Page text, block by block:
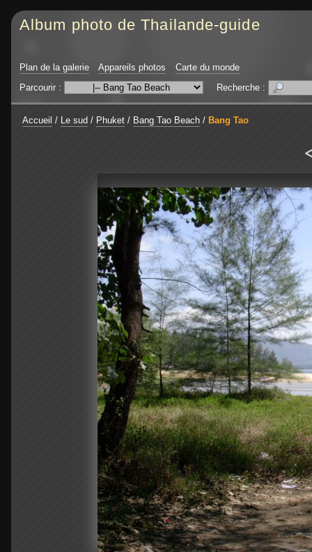
Album photo de Thailande-guide
Plan de la galerie Appareils photos
Carte du monde
Parcourir :
Recherche :
Accueil / Le sud / Phuket / Bang Tao Beach / Bang Tao